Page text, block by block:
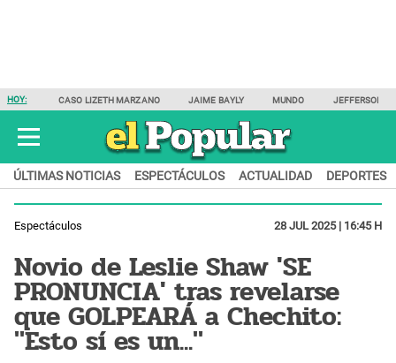
HOY: CASO LIZETH MARZANO JAIME BAYLY MUNDO JEFFERSON
ÚLTIMAS NOTICIAS ESPECTÁCULOS ACTUALIDAD DEPORTES
Espectáculos 28 JUL 2025 | 16:45 H
Novio de Leslie Shaw 'SE
PRONUNCIA' tras revelarse
que GOLPEARÁ a Chechito:
"Esto sí es un..."